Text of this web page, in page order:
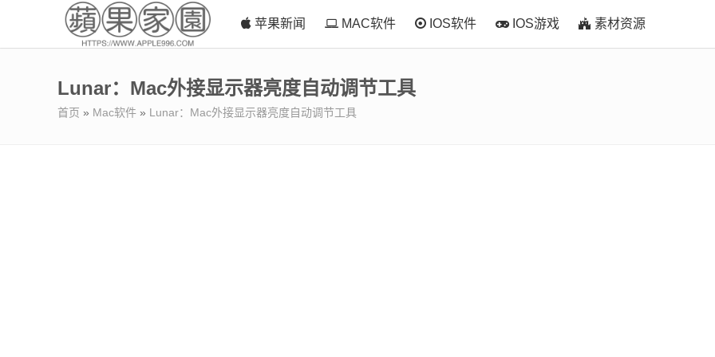
苹果新闻 MAC软件 IOS软件 IOS游戏 素材资源
Lunar：Mac外接显示器亮度自动调节工具
首页 » Mac软件 » Lunar：Mac外接显示器亮度自动调节工具